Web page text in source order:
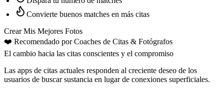
Convierte buenos matches en más citas
Crear Mis Mejores Fotos
❤️ Recomendado por Coaches de Citas & Fotógrafos
El cambio hacia las citas conscientes y el compromiso
Las apps de citas actuales responden al creciente deseo de los
usuarios de buscar sustancia en lugar de conexiones superficiales.